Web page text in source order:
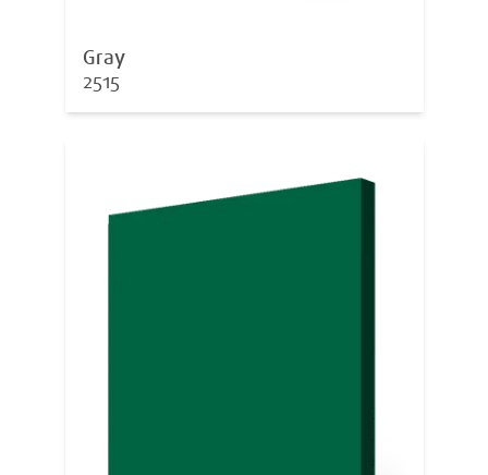
Gray
2515